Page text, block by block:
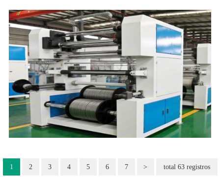
1 2 3 4 5 6 7 > total 63 registros